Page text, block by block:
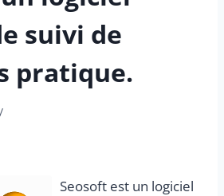
suivi de
pratique.
/
Seosoft est un logiciel